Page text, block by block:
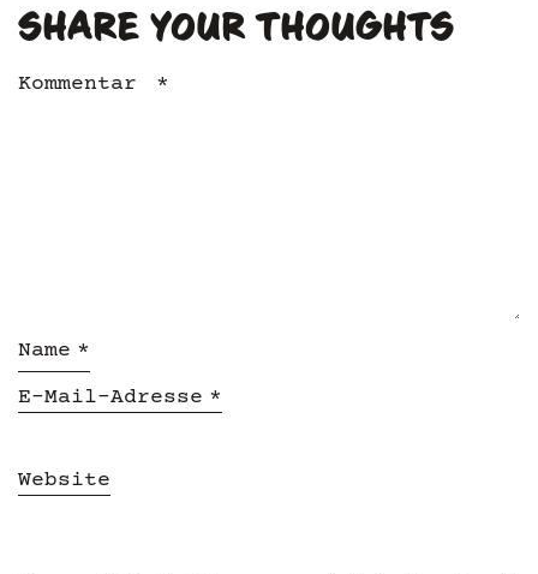
SHARE YOUR THOUGHTS
Kommentar *
Name *
E-Mail-Adresse *
Website